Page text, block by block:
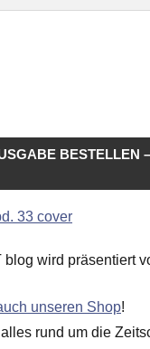
BESTELLEN
blog wird präsentiert
unseren Shop!
rund um die